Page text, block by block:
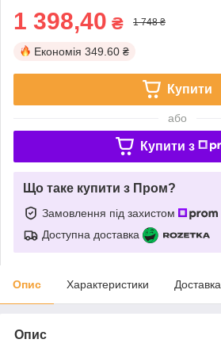
1 398,40 ₴ 1 748 ₴
Економія 349.60 ₴
Купити
або
Купити з
Що таке купити з Пром?
Замовлення під захистом
Доступна доставка
Опис Характеристики Доставка
Опис